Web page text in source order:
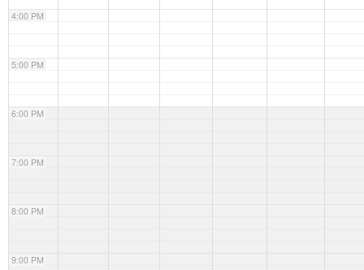
4:00 PM
5:00 PM
6:00 PM
7:00 PM
8:00 PM
9:00 PM